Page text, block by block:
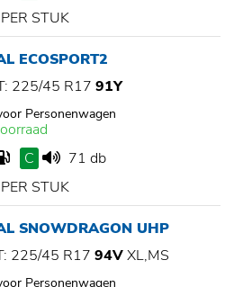
PER STUK
ECOSPORT2
225/45 R17 91Y
Personenwagen
C
71 db
PER STUK
SNOWDRAGON UHP
225/45 R17 94VXL,MS
Personenwagen